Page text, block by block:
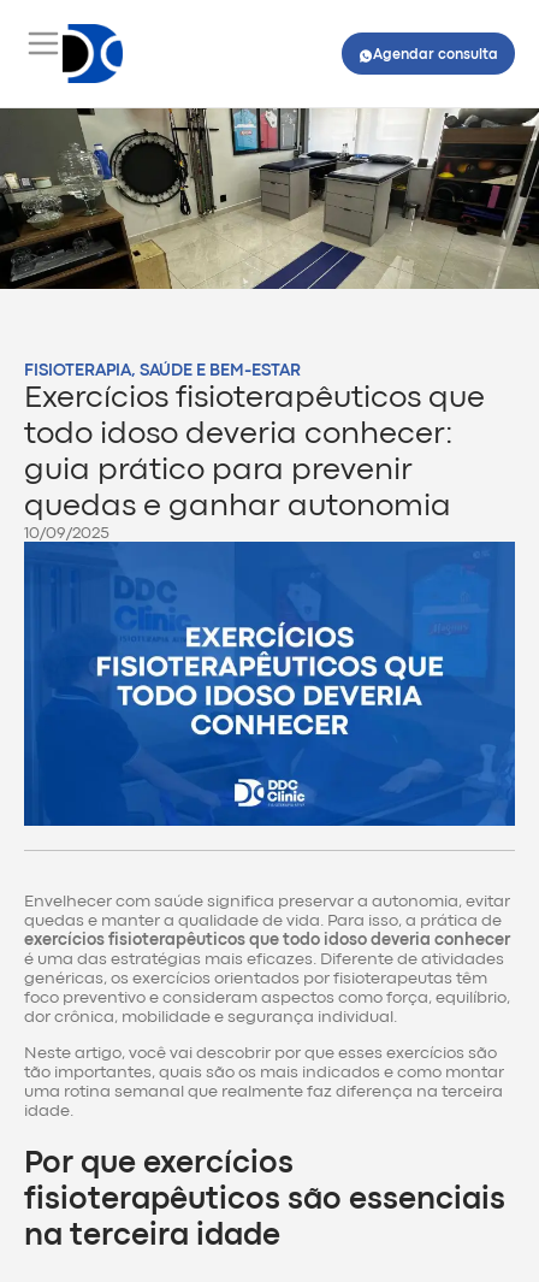
Agendar consulta
FISIOTERAPIA, SAÚDE E BEM-ESTAR
Exercícios fisioterapêuticos que
todo idoso deveria conhecer:
guia prático para prevenir
quedas e ganhar autonomia
10/09/2025
Envelhecer com saúde significa preservar a autonomia, evitar
quedas e manter a qualidade de vida. Para isso, a prática de
exercícios fisioterapêuticos que todo idoso deveria conhecer
é uma das estratégias mais eficazes. Diferente de atividades
genéricas, os exercícios orientados por fisioterapeutas têm
foco preventivo e consideram aspectos como força, equilíbrio,
dor crônica, mobilidade e segurança individual.
Neste artigo, você vai descobrir por que esses exercícios são
tão importantes, quais são os mais indicados e como montar
uma rotina semanal que realmente faz diferença na terceira
idade.
Por que exercícios
fisioterapêuticos são essenciais
na terceira idade